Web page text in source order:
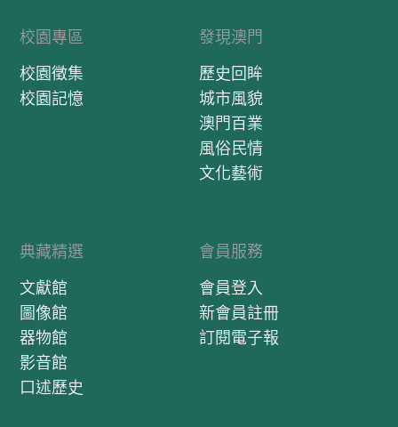
校園專區
校園徵集
校園記憶
發現澳門
歷史回眸
城市風貌
澳門百業
風俗民情
文化藝術
典藏精選
文獻館
圖像館
器物館
影音館
口述歷史
會員服務
會員登入
新會員註冊
訂閱電子報